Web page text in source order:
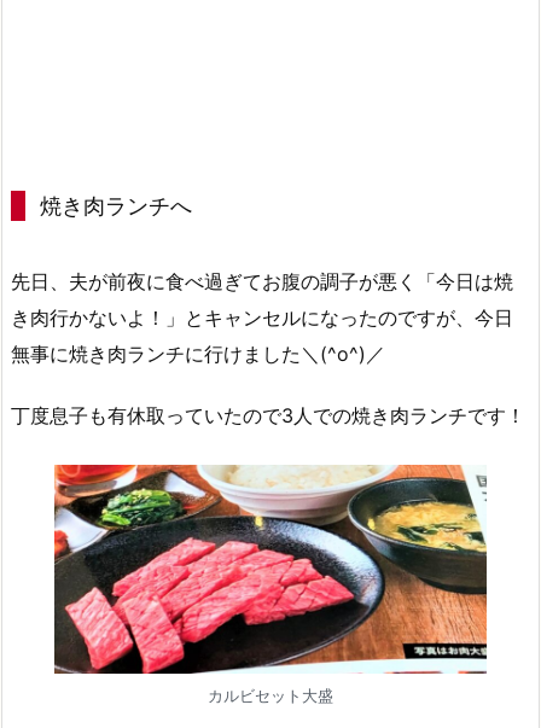
焼き肉ランチへ
先日、夫が前夜に食べ過ぎてお腹の調子が悪く「今日は焼
き肉行かないよ！」とキャンセルになったのですが、今日
無事に焼き肉ランチに行けました＼(^o^)／
丁度息子も有休取っていたので3人での焼き肉ランチです！
カルビセット大盛